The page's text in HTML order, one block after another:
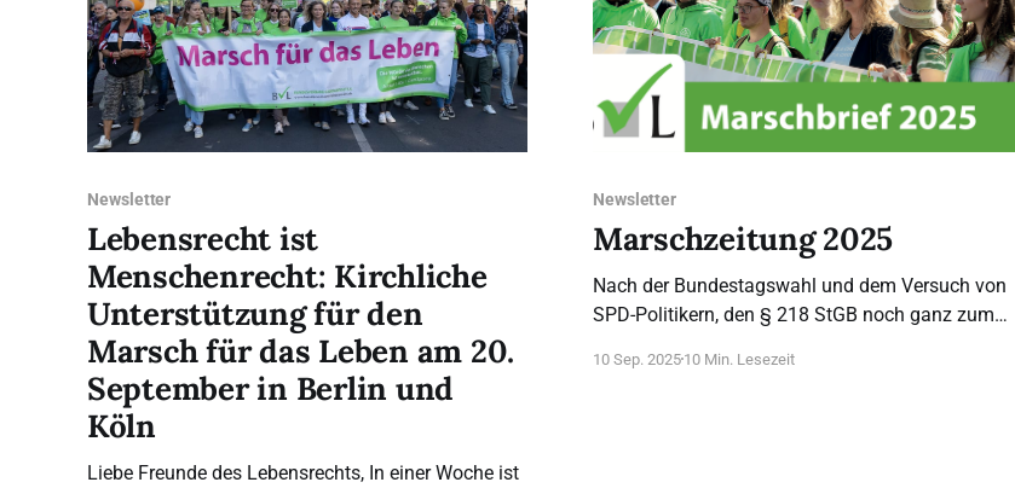
Newsletter
Lebensrecht ist
Menschenrecht: Kirchliche
Unterstützung für den
Marsch für das Leben am 20.
September in Berlin und
Köln
Liebe Freunde des Lebensrechts, In einer Woche ist
Newsletter
Marschzeitung 2025
Nach der Bundestagswahl und dem Versuch von
SPD-Politikern, den § 218 StGB noch ganz zum
erhofften wir einen Politikwechsel, auch im Bereich
10 Sep. 202510 Min. Lesezeit